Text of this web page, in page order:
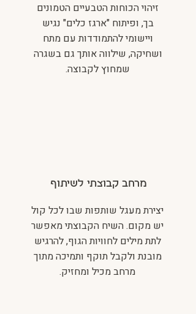
זיהוי הכוחות הטבעיים הטמונים
בך, ופיתוח "ארגז כלים" נגיש
ויישומי להתמודדות עם מתח
ושחיקה, שילווה אותך גם בשגרה
שמחוץ לקבוצה.
מרחב קבוצתי לשיתוף
יצירת מעגל שותפות שבו לכל קול
יש מקום. השיח הקבוצתי מאפשר
לתת מילים לחוויות הגוף, להרגיש
מובנת ולקבל תוקף ותמיכה מתוך
מרחב מכיל ומחזיק.